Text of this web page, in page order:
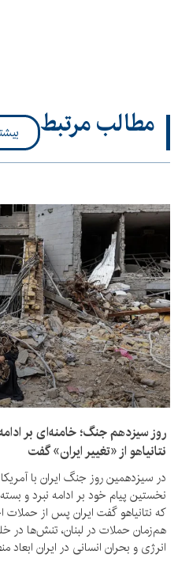
مطالب مرتبط
روز سیزدهم جنگ؛ خامنه‌ای بر
نتانیاهو از «تغییر ایران» گفت
در سیزدهمین روز جنگ ایران با
نخستین پیام خود بر ادامه نبرد و
که نتانیاهو گفت ایران پس از
هم‌زمان حملات در لبنان، تنش‌ها در
انرژی و بحران انسانی در ایران